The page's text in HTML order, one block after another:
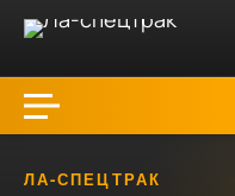
ЛА-СПЕЦТРАК